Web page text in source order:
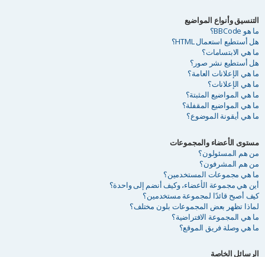
التنسيق وأنواع المواضيع
ما هو BBCode؟
هل أستطيع استعمال HTML؟
ما هي الابتسامات؟
هل أستطيع نشر صور؟
ما هي الإعلانات العامة؟
ما هي الإعلانات؟
ما هي المواضيع المثبتة؟
ما هي المواضيع المقفلة؟
ما هي أيقونة الموضوع؟
مستوى الأعضاء والمجموعات
من هم المسئولون؟
من هم المشرفون؟
ما هي مجموعات المستخدمين؟
أين هي مجموعة الأعضاء، وكيف أنضم إلى واحدة؟
كيف أصبح قائدًا لمجموعة مستخدمين؟
لماذا تظهر بعض المجموعات بلون مختلف؟
ما هي المجموعة الافتراضية؟
ما هي وصلة فريق الموقع؟
الرسائل الخاصة